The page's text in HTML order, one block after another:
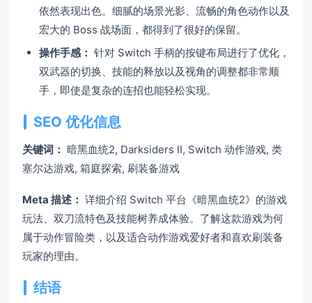
依然表现出色。细腻的场景光影、流畅的角色动作以及
宏大的 Boss 战场面，都得到了很好的保留。
操作手感： 针对 Switch 手柄的按键布局进行了优化，
双武器的切换、技能的释放以及视角的调整都非常顺
手，即使是复杂的连招也能轻松实现。
SEO 优化信息
关键词： 暗黑血统2, Darksiders II, Switch 动作游戏, 类
塞尔达游戏, 箱庭探索, 刷装备游戏
Meta 描述： 详细介绍 Switch 平台《暗黑血统2》的游戏
玩法、双刀流特色及技能树养成体验。了解这款游戏为何
属于动作冒险类，以及适合动作游戏爱好者和喜欢刷装备
玩家的理由。
结语